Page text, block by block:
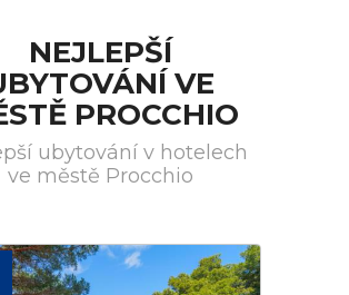
NEJLEPŠÍ
VE
PROCCHIO
ubytování v hotelech
ve městě Procchio